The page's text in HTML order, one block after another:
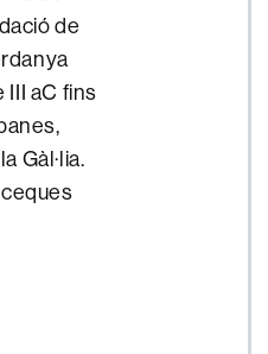
de
aC fins
Gàl·lia.